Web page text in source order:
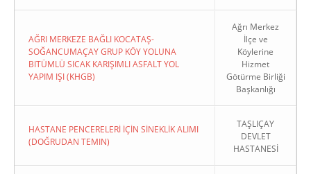
AĞRI MERKEZE BAĞLI KOCATAŞ-
SOĞANCUMAÇAY GRUP KÖY YOLUNA
BITÜMLÜ SICAK KARIŞIMLI ASFALT YOL
YAPIM IŞI (KHGB)
Ağrı Merkez
İlçe ve
Köylerine
Hizmet
Götürme Birliği
Başkanlığı
HASTANE PENCERELERİ İÇİN SİNEKLİK ALIMI
(DOĞRUDAN TEMIN)
TAŞLIÇAY
DEVLET
HASTANESİ